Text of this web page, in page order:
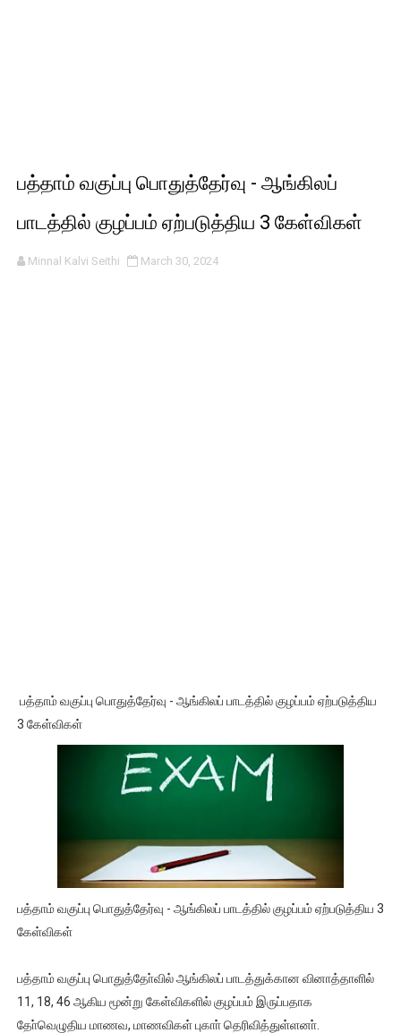
பத்தாம் வகுப்பு பொதுத்தேர்வு - ஆங்கிலப்
பாடத்தில் குழப்பம் ஏற்படுத்திய 3 கேள்விகள்
Minnal Kalvi Seithi March 30, 2024
பத்தாம் வகுப்பு பொதுத்தேர்வு - ஆங்கிலப் பாடத்தில் குழப்பம் ஏற்படுத்திய
3 கேள்விகள்
பத்தாம் வகுப்பு பொதுத்தேர்வு - ஆங்கிலப் பாடத்தில் குழப்பம் ஏற்படுத்திய 3
கேள்விகள்
பத்தாம் வகுப்பு பொதுத்தோ்வில் ஆங்கிலப் பாடத்துக்கான வினாத்தாளில்
11, 18, 46 ஆகிய மூன்று கேள்விகளில் குழப்பம் இருப்பதாக
தோ்வெழுதிய மாணவ, மாணவிகள் புகாா் தெரிவித்துள்ளனா்.